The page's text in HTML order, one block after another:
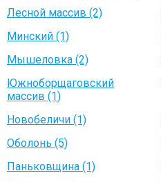
Лесной массив (2)
Минский (1)
Мышеловка (2)
Южноборщаговский
массив (1)
Новобеличи (1)
Оболонь (5)
Паньковщина (1)